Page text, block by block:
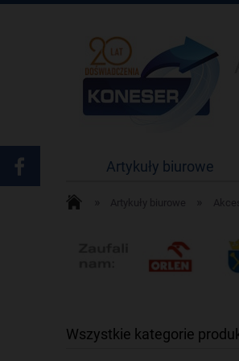
Artykuły biurowe
Artykuły biurowe
Wszystkie kategorie